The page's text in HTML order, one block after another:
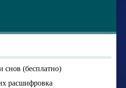
(бесплатно)
расшифровка